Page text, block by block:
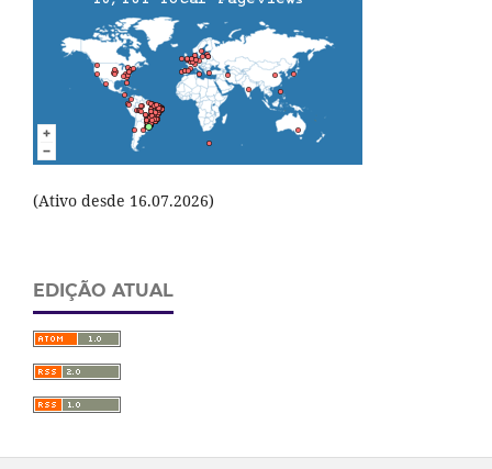
(Ativo desde 16.07.2026)
EDIÇÃO ATUAL